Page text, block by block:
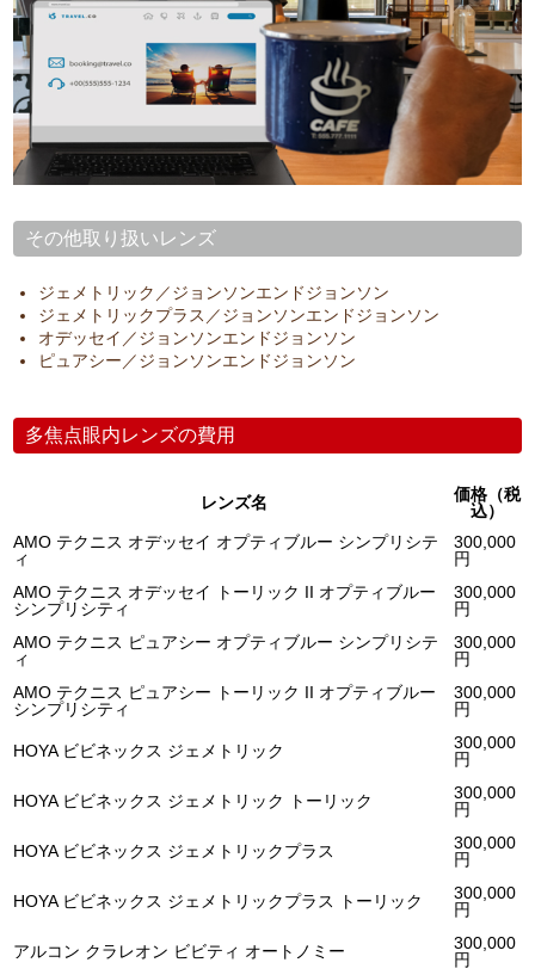
その他取り扱いレンズ
ジェメトリック／ジョンソンエンドジョンソン
ジェメトリックプラス／ジョンソンエンドジョンソン
オデッセイ／ジョンソンエンドジョンソン
ピュアシー／ジョンソンエンドジョンソン
多焦点眼内レンズの費用
レンズ名
価格（税
込）
AMO テクニス オデッセイ オプティブルー シンプリシテ
ィ
300,000
円
AMO テクニス オデッセイ トーリック II オプティブルー
シンプリシティ
300,000
円
AMO テクニス ピュアシー オプティブルー シンプリシテ
ィ
300,000
円
AMO テクニス ピュアシー トーリック II オプティブルー
シンプリシティ
300,000
円
HOYA ビビネックス ジェメトリック
300,000
円
HOYA ビビネックス ジェメトリック トーリック
300,000
円
HOYA ビビネックス ジェメトリックプラス
300,000
円
HOYA ビビネックス ジェメトリックプラス トーリック
300,000
円
アルコン クラレオン ビビティ オートノミー
300,000
円